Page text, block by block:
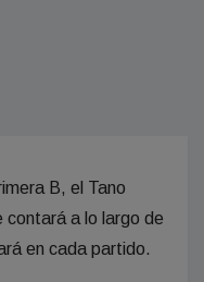
B, el Tano
contará a lo largo de
en cada partido.